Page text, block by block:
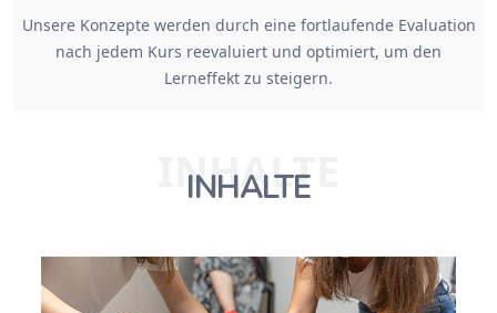
Unsere Konzepte werden durch eine fortlaufende Evaluation
nach jedem Kurs reevaluiert und optimiert, um den
Lerneffekt zu steigern.
INHALTE
INHALTE